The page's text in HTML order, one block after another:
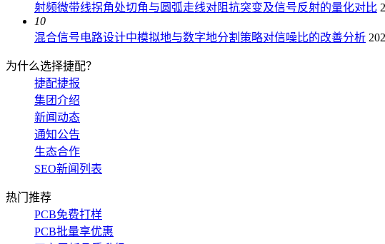
射频微带线拐角处切角与圆弧走线对阻抗突变及信号反射的量化对比
10
混合信号电路设计中模拟地与数字地分割策略对信噪比的改善分析
为什么选择捷配？
捷配捷报
集团介绍
新闻动态
通知公告
生态合作
SEO新闻列表
热门推荐
PCB免费打样
PCB批量享优惠